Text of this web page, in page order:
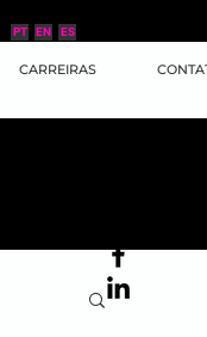
ES
EN
PT
CARREIRAS